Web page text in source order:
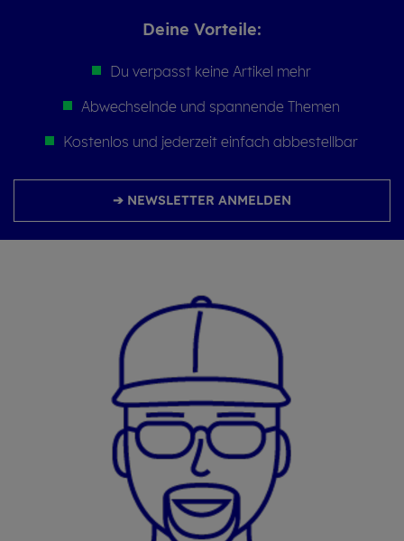
Deine Vor­tei­le:
Du verpasst keine Artikel mehr
Abwechselnde und spannende Themen
Kostenlos und jederzeit einfach abbestellbar
➔ NEWSLETTER ANMELDEN